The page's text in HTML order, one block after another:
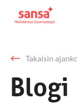
Takaisin
Blogi